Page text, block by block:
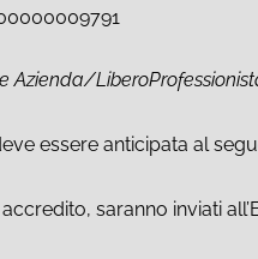
Azienda/
essere anticipata al
saranno inviati